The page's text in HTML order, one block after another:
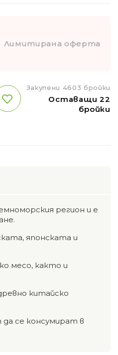
Лимитирана оферта
Закупени 4603 бройки
Оставащи 22
бройки
регион и е
японската и
месо, както и
китайско
се консумират в